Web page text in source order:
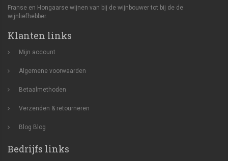
Franse en Hongaarse wijnen van bij de wijnbouwer tot bij de de
wijnliefhebber.
Klanten links
Mijn account
Algemene voorwaarden
Betaalmethoden
Verzenden & retourneren
Blog Blog
Bedrijfs links